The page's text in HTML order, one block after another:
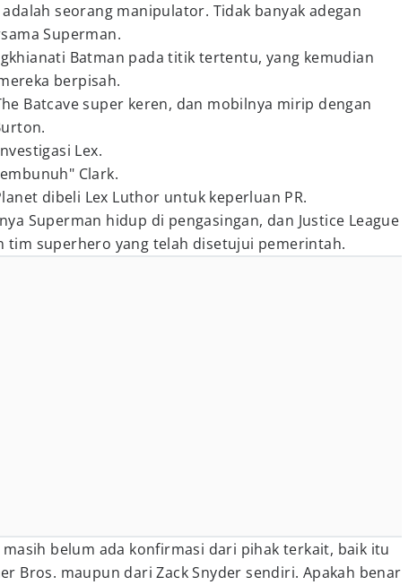
seorang manipulator. Tidak banyak adegan
Superman.
Batman pada titik tertentu, yang kemudian
berpisah.
Batcave super keren, dan mobilnya mirip dengan
Lex.
Clark.
dibeli Lex Luthor untuk keperluan PR.
Superman hidup di pengasingan, dan Justice League
tim superhero yang telah disetujui pemerintah.
masih belum ada konfirmasi dari pihak terkait, baik itu
Bros. maupun dari Zack Snyder sendiri. Apakah benar